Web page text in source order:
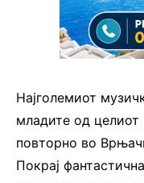
Најголемиот
младите од
повторно во
Покрај